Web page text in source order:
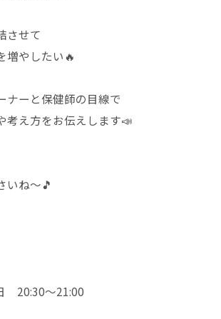
させて
増やしたい🔥
ナーと保健師の目線で
考え方をお伝えします📣
いね〜🎵
20:30〜21:00